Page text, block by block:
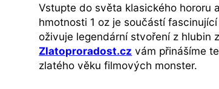
Vstupte do světa klasického hororu
hmotnosti 1 oz je součástí
oživuje legendární stvoření z hlubin
Zlatoproradost.cz vám přinášíme
zlatého věku filmových monster.